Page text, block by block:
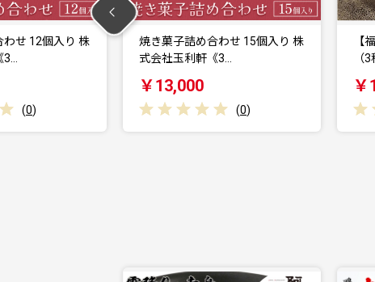
め合わせ 15個入り 株
《3…
【福岡市】米粉の焼菓子セット
（3種類×2袋）
￥10,000